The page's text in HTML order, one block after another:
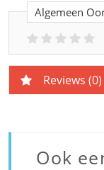
Algemeen
Reviews (0)
Ook